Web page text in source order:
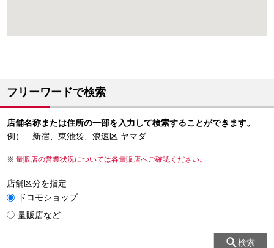
フリーワードで検索
店舗名称または住所の一部を入力して検索することができます。
例） 新宿、東池袋、浪速区 ヤマダ
量販店の営業状況については各量販店へご確認ください。
店舗区分を指定
ドコモショップ
量販店など
検索